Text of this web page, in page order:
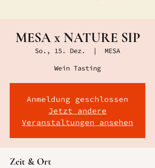
MESA x NATURE SIP
So., 15. Dez.
  |
MESA
Wein Tasting
Anmeldung geschlossen
Jetzt andere
Veranstaltungen ansehen
Zeit & Ort